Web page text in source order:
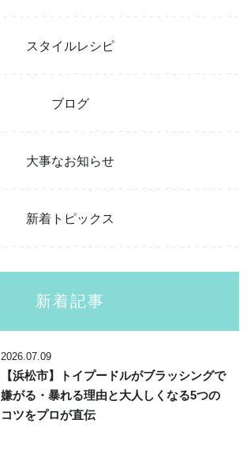
スタイルレシピ
ブログ
大事なお知らせ
新着トピックス
新着記事
2026.07.09
【浜松市】トイプードルがブラッシングで
嫌がる・暴れる理由と大人しくなる5つの
コツをプロが直伝